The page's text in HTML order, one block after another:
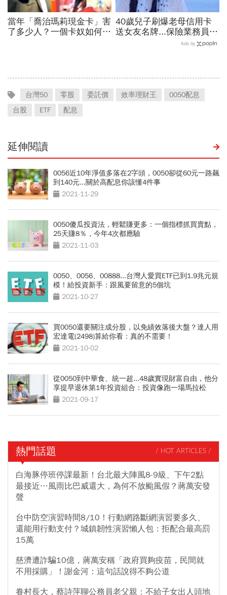
當年「喬治瑪莉現金卡」害
了多少人？一個卡奴如何把
40歲兒子刷爆老母信用卡
送女友名牌...保險業務員看
「啃老」：問題不在溺愛，
Ads by
台灣50 零股 委託價 效率理財王
0050配息
台股
ETF 配息
延伸閱讀
0056近10年淨值多落在2字頭，0050卻從60元一路飆
到140元...關於高配息你該懂4件事
2021-11-29
0050傻瓜投資法，輕鬆賺更多：一個指標抓買賣點，
25天賺8％，今年4次都應驗
2021-11-03
0050、0056、00888...台灣人愛買ETF已到1.9兆元規
模！給投資新手：跟風要留意的5個坑
2021-10-27
買0050還要關注成分股，以免績效落後大盤？達人用
宏達電(2498)算給你看：真的不需要！
2021-10-02
從0050到中華食、統一超...48歲實現財富自由，他分
享提早退休第1年投資組合：投資像跑一場馬拉松
2021-09-17
熱門話題 / HOT ARTICLES /
白海豚停班停課最新！台北最大陣風8-9級、下午2點
最接近…風雨比巴威還大，為何不放颱風假？蔣萬安發
聲
台中防空演習時間8/10！行動網路斷網演習要多久、
還能用行動支付？城鎮韌性演習懶人包：拒配合最高罰
15萬
慈濟遭詐騙10億，蔣萬安稱「政府買夠疫苗，民間就
不用採購」！謝金河：這句話說得不夠公道
眷村長大，蔡詩萍聊公務員老父親：不給子女出人頭地